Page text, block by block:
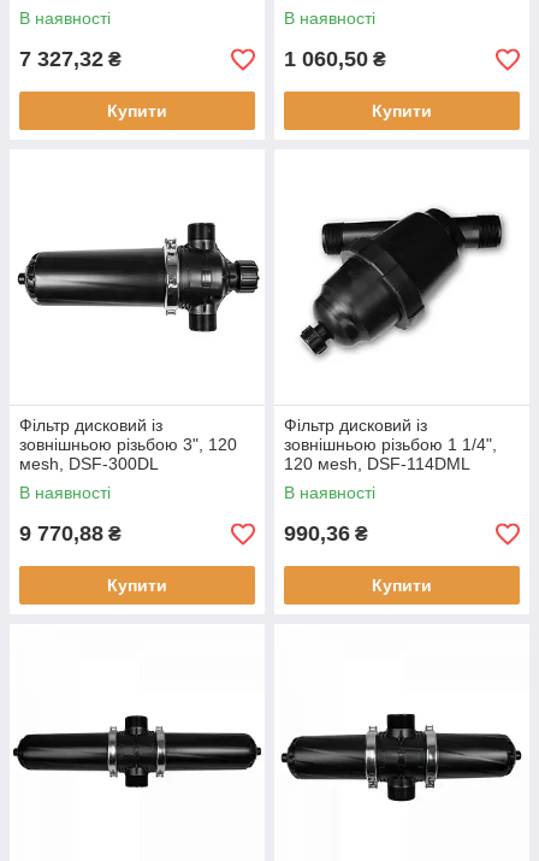
В наявності
7 327,32 ₴
Купити
В наявності
1 060,50 ₴
Купити
Фільтр дисковий із
зовнішньою різьбою 3", 120
мesh, DSF-300DL
В наявності
9 770,88 ₴
Купити
Фільтр дисковий із
зовнішньою різьбою 1 1/4",
120 мesh, DSF-114DML
В наявності
990,36 ₴
Купити